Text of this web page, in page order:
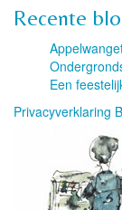
Recente
Een
Privacyverklaring